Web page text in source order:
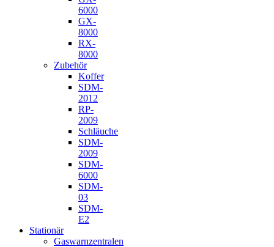
6000
GX-
8000
RX-
8000
Zubehör
Koffer
SDM-
2012
RP-
2009
Schläuche
SDM-
2009
SDM-
6000
SDM-
03
SDM-
E2
Stationär
Gaswarnzentralen